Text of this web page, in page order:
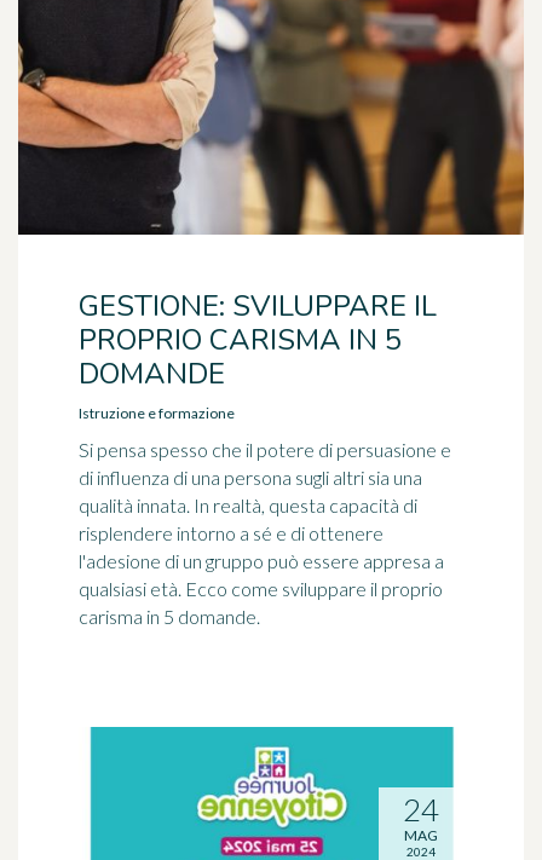
GESTIONE: SVILUPPARE IL
PROPRIO CARISMA IN 5
DOMANDE
Istruzione e formazione
Si pensa spesso che il potere di persuasione e
di influenza di una persona sugli altri sia una
qualità innata. In realtà, questa capacità di
risplendere intorno a sé e di ottenere
l'adesione di un gruppo può essere appresa a
qualsiasi età. Ecco come sviluppare il proprio
carisma in 5 domande.
24
MAG
2024